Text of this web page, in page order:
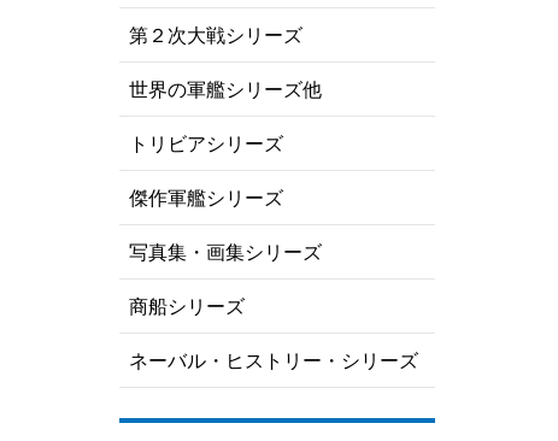
第２次大戦シリーズ
世界の軍艦シリーズ他
トリビアシリーズ
傑作軍艦シリーズ
写真集・画集シリーズ
商船シリーズ
ネーバル・ヒストリー・シリーズ